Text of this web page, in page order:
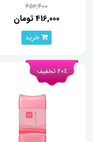
452,400
416,000 تومان
خرید
20٪ تخفیف